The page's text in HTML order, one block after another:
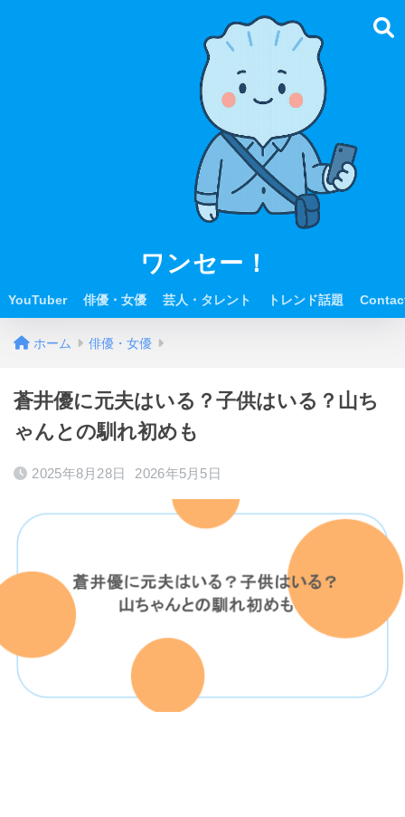
ワンセー！
YouTuber 俳優・女優 芸人・タレント トレンド話題
ホーム 俳優・女優
蒼井優に元夫はいる？子供はいる？山ち
ゃんとの馴れ初めも
2025年8月28日 2026年5月5日